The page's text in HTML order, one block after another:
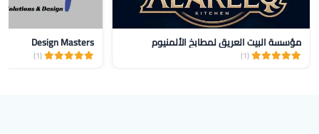
مؤسسة البيت العريق لمطابخ الألمنيوم
(1)
Design Masters
(1)